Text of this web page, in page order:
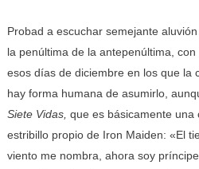
Probad a escuchar semejante
la penúltima de la antepenúltima,
esos días de diciembre en los que la
hay forma humana de asumirlo,
Siete Vidas, que es básicamente una
estribillo propio de Iron Maiden: «El
viento me nombra, ahora soy